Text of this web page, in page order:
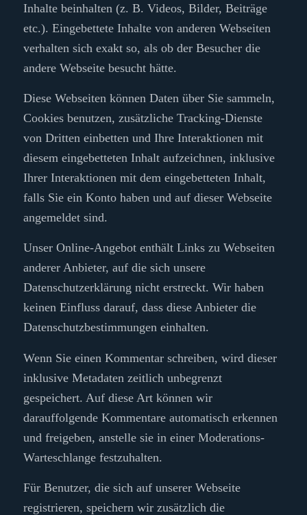
Inhalte beinhalten (z. B. Videos, Bilder, Beiträge
etc.). Eingebettete Inhalte von anderen Webseiten
verhalten sich exakt so, als ob der Besucher die
andere Webseite besucht hätte.
Diese Webseiten können Daten über Sie sammeln,
Cookies benutzen, zusätzliche Tracking-Dienste
von Dritten einbetten und Ihre Interaktionen mit
diesem eingebetteten Inhalt aufzeichnen, inklusive
Ihrer Interaktionen mit dem eingebetteten Inhalt,
falls Sie ein Konto haben und auf dieser Webseite
angemeldet sind.
Unser Online-Angebot enthält Links zu Webseiten
anderer Anbieter, auf die sich unsere
Datenschutzerklärung nicht erstreckt. Wir haben
keinen Einfluss darauf, dass diese Anbieter die
Datenschutzbestimmungen einhalten.
Wenn Sie einen Kommentar schreiben, wird dieser
inklusive Metadaten zeitlich unbegrenzt
gespeichert. Auf diese Art können wir
darauffolgende Kommentare automatisch erkennen
und freigeben, anstelle sie in einer Moderations-
Warteschlange festzuhalten.
Für Benutzer, die sich auf unserer Webseite
registrieren, speichern wir zusätzlich die